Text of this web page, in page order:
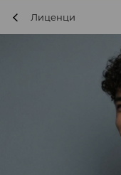
Лиценци